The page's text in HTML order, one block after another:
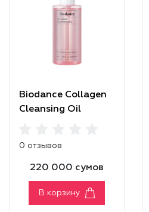
Biodance Collagen
Cleansing Oil
0 отзывов
220 000 сумов
В корзину